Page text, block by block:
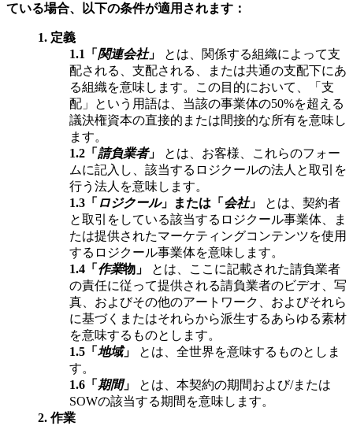
ている場合、以下の条件が適用されます：
1. 定義
1.1
「 関連会社」
とは、関係する組織によって支
配される、支配される、または共通の支配下にあ
る組織を意味します。この目的において、「支
配」という用語は、当該の事業体の50%を超える
議決権資本の直接的または間接的な所有を意味し
ます。
1.2 「 請負業者」
とは、お客様、これらのフォー
ムに記入し、該当するロジクールの法人と取引を
行う法人を意味します。
1.3 「 ロジクール」または「 会社」
とは、契約者
と取引をしている該当するロジクール事業体、ま
たは提供されたマーケティングコンテンツを使用
するロジクール事業体を意味します。
1.4 「 作業物」
とは、ここに記載された請負業者
の責任に従って提供される請負業者のビデオ、写
真、およびその他のアートワーク、およびそれら
に基づくまたはそれらから派生するあらゆる素材
を意味するものとします。
1.5 「 地域」
とは、全世界を意味するものとしま
す。
1.6 「 期間」
とは、本契約の期間および/または
SOWの該当する期間を意味します。
2. 作業